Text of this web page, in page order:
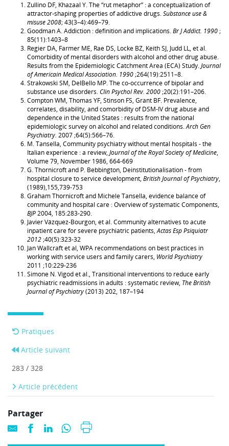
Zullino DF, Khazaal Y. The “rut metaphor” : a conceptualization of
attractor-shaping properties of addictive drugs.Substance use &
misuse 2008; 43(3–4):469–79.
Goodman A. Addiction : definition and implications.Br J Addict. 1990;
85(11):1403–8
Regier DA, Farmer ME, Rae DS, Locke BZ, Keith SJ, Judd LL, et al.
Comorbidity of mental disorders with alcohol and other drug abuse.
Results from the Epidemiologic Catchment Area (ECA) Study.Journal
of Americain Medical Association. 1990;264(19):2511–8.
Strakowski SM, DelBello MP. The co-occurrence of bipolar and
substance use disorders.Clin Psychol Rev. 2000;20(2):191–206.
Compton WM, Thomas YF, Stinson FS, Grant BF. Prevalence,
correlates, disability, and comorbidity of DSM-IV drug abuse and
dependence in the United States : results from the national
epidemiologic survey on alcohol and related conditions.Arch Gen
Psychiatry. 2007 ;64(5):566–76.
M. Tansella, Community psychiatry without mental hospitals - the
Italian experience : a review, Journal of the Royal Society of Medicine,
Volume 79, November 1986, 664-669
G. Thornicroft and P. Bebbington, Deinstitutionalisation - from
hospital closure to service development, British Journal of Psychiatry,
(1989),155,739-753
Graham Thornicroft and Michele Tansella, evidence balance of
community and hospital care : Overview of systematic Components,
BJP2004, 185:283-290.
Javier Vázquez-Bourgon, et al. Community alternatives to acute
inpatient care for severe psychiatric patients,Actas Esp Psiquiatr
2012;40(5):323-32
Jan Wallcraft et al, WPA recommendations on best practices in
working with service users and family carers, World Psychiatry
2011 ;10:229-236
Simone N. Vigod et al., Transitional interventions to reduce early
psychiatric readmissions in adults : systematic review, The British
Journal of Psychiatry(2013) 202, 187–194
Pratiques
Article suivant
283 / 328
Article précédent
Partager